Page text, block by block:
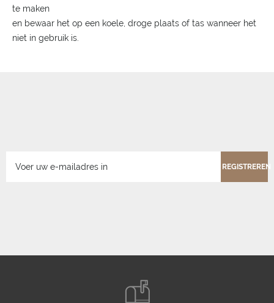
te maken
en bewaar het op een koele, droge plaats of tas wanneer het
niet in gebruik is.
REGISTREREN